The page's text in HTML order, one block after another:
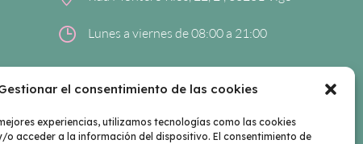
el consentimiento de las cookies
experiencias, utilizamos tecnologías como las cookies
o acceder a la información del dispositivo. El consentimiento de
Lunes a viernes de 08:00 a 21:00